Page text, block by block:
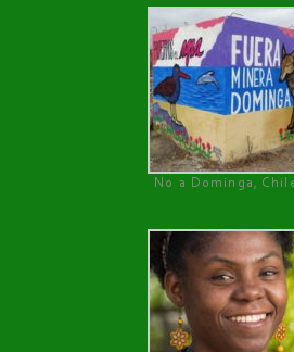
No a Dominga,